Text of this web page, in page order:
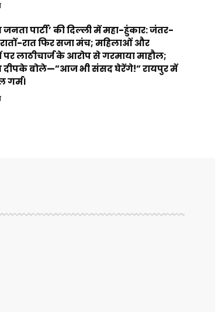
पार्टी’ की दिल्ली में महा-हुंकार: जंतर-
रात फिर सजा मंच; महिलाओं और
लाठीचार्ज के आरोप से गरमाया माहौल;
दीपके बोले—”आज भी संसद घेरेंगे!” रायपुर में
गर्म।